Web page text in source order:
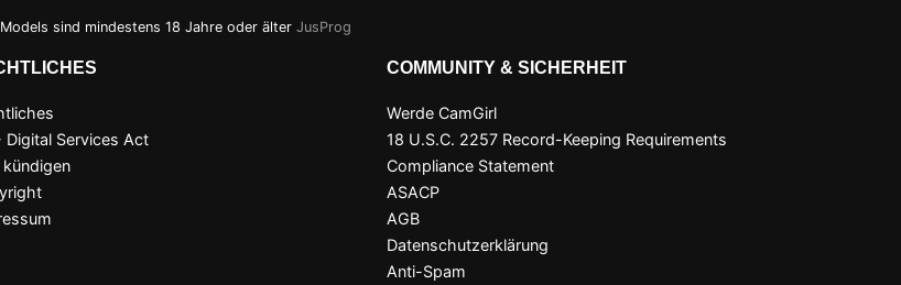
sind mindestens 18 Jahre oder älter JusProg
Digital Services Act
COMMUNITY & SICHERHEIT
Werde CamGirl
18 U.S.C. 2257 Record-Keeping Requirements
Compliance Statement
ASACP
AGB
Datenschutzerklärung
Anti-Spam